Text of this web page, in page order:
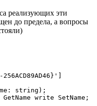
реализующих эти
до предела, а вопросы
string);
write SetName;